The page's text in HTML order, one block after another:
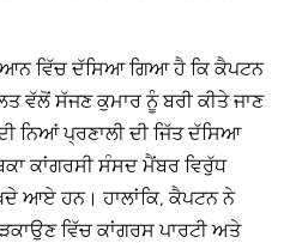
ਵਿੱਚ ਦੱਸਿਆ ਗਿਆ ਹੈ ਕਿ ਕੈਪਟਨ
ਵੱਲੋਂ ਸੱਜਣ ਕੁਮਾਰ ਨੂੰ ਬਰੀ ਕੀਤੇ ਜਾਣ
ਨਿਆਂ ਪ੍ਰਣਾਲੀ ਦੀ ਜਿੱਤ ਦੱਸਿਆ
ਕਾਂਗਰਸੀ ਸੰਸਦ ਮੈਂਬਰ ਵਿਰੁੱਧ
ਆਏ ਹਨ। ਹਾਲਾਂਕਿ, ਕੈਪਟਨ ਨੇ
ਵਿੱਚ ਕਾਂਗਰਸ ਪਾਰਟੀ ਅਤੇ